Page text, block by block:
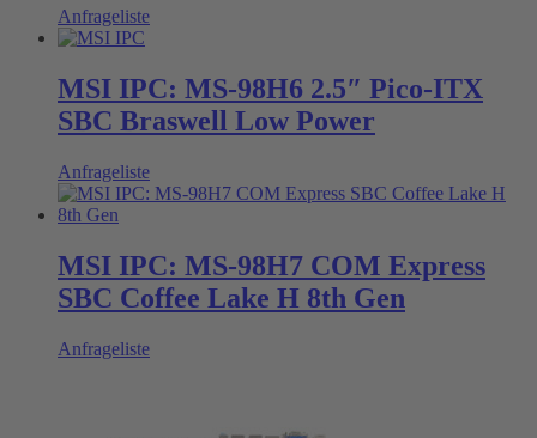
Anfrageliste
MSI IPC: MS-98H6 2.5″ Pico-ITX
SBC Braswell Low Power
Anfrageliste
MSI IPC: MS-98H7 COM Express
SBC Coffee Lake H 8th Gen
Anfrageliste